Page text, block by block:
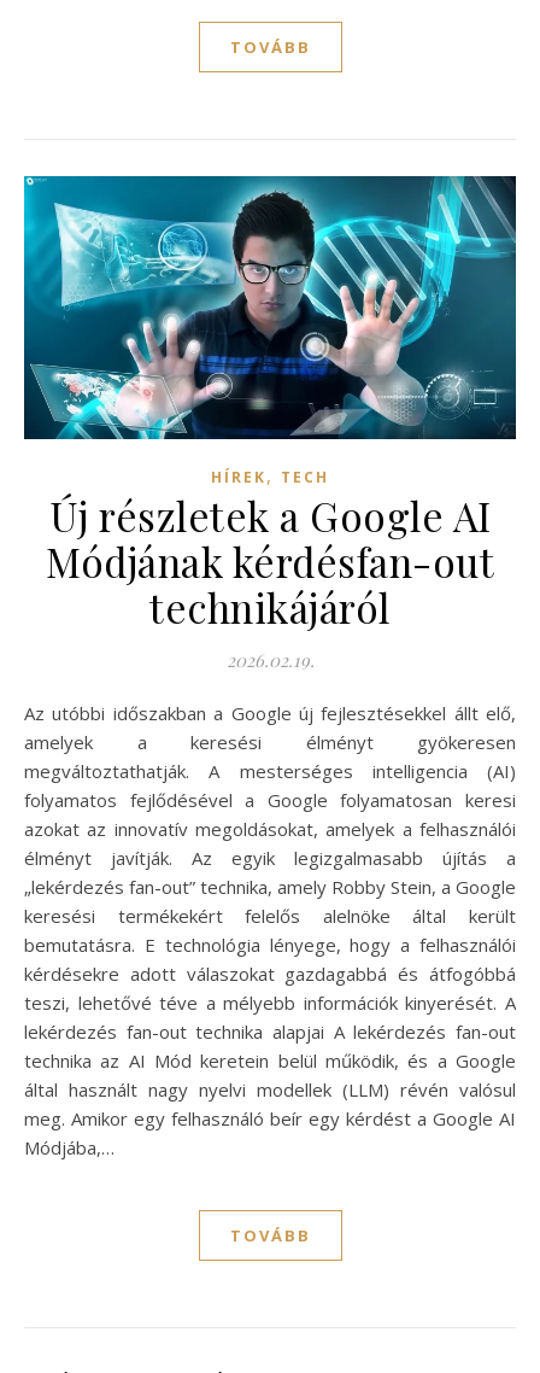
TOVÁBB
HÍREK, TECH
Új részletek a Google AI
Módjának kérdésfan-out
technikájáról
2026.02.19.
Az utóbbi időszakban a Google új fejlesztésekkel állt elő,
amelyek a keresési élményt gyökeresen
megváltoztathatják. A mesterséges intelligencia (AI)
folyamatos fejlődésével a Google folyamatosan keresi
azokat az innovatív megoldásokat, amelyek a felhasználói
élményt javítják. Az egyik legizgalmasabb újítás a
„lekérdezés fan-out” technika, amely Robby Stein, a Google
keresési termékekért felelős alelnöke által került
bemutatásra. E technológia lényege, hogy a felhasználói
kérdésekre adott válaszokat gazdagabbá és átfogóbbá
teszi, lehetővé téve a mélyebb információk kinyerését. A
lekérdezés fan-out technika alapjai A lekérdezés fan-out
technika az AI Mód keretein belül működik, és a Google
által használt nagy nyelvi modellek (LLM) révén valósul
meg. Amikor egy felhasználó beír egy kérdést a Google AI
Módjába,…
TOVÁBB